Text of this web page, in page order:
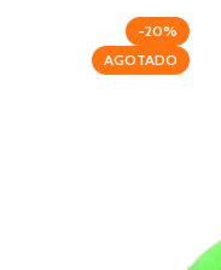
-20%
AGOTADO